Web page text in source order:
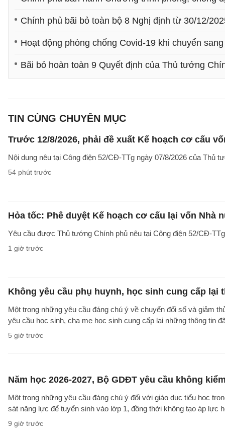
Chính phủ bãi bỏ toàn bộ 8 Nghị định từ 30/12/
Hoạt động phòng chống Covid-19 khi chuyển
Bãi bỏ hoàn toàn 9 Quyết định của Thủ tướng
TIN CÙNG CHUYÊN MỤC
Trước 12/8/2026, phải đề xuất Kế hoạch cơ cấu
Nội dung nêu tại Công điện 52/CĐ-TTg ngày 07/8/2026 của Thủ
54 phút trước
Hỏa tốc: Phê duyệt Kế hoạch cơ cấu lại vốn Nhà
Yêu cầu được Thủ tướng Chính phủ nêu tại Công điện 52/CĐ-
1 giờ trước
Không yêu cầu phụ huynh, học sinh cung cấp lại
Một trong những yêu cầu đáng chú ý về chuyển đổi số và giảm
yêu cầu học sinh, cha mẹ học sinh cung cấp lại những thông tin
5 giờ trước
Năm học 2026-2027, Bộ GDĐT yêu cầu không
Một trong những yêu cầu đáng chú ý đối với giáo dục tiểu học
sát năng lực để tuyển sinh vào lớp 1, đồng thời không tạo áp
9 giờ trước